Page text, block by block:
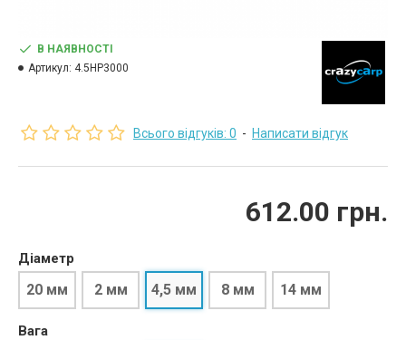
В НАЯВНОСТІ
Артикул: 4.5HP3000
Всього відгуків: 0 - Написати відгук
612.00 грн.
Діаметр
20 мм 2 мм 4,5 мм 8 мм 14 мм
Вага